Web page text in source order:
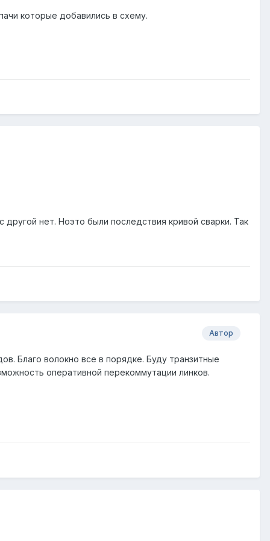
которые добавились в схему.
нет. Ноэто были последствия кривой сварки. Так
Автор
Благо волокно все в порядке. Буду транзитные
оперативной перекоммутации линков.